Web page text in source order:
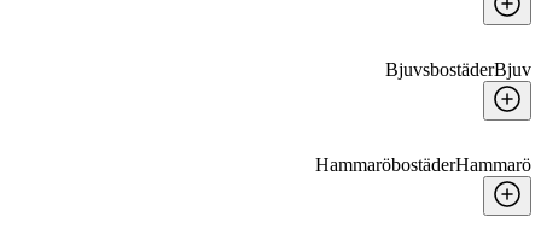
BjuvsbostäderBjuv
HammaröbostäderHammarö